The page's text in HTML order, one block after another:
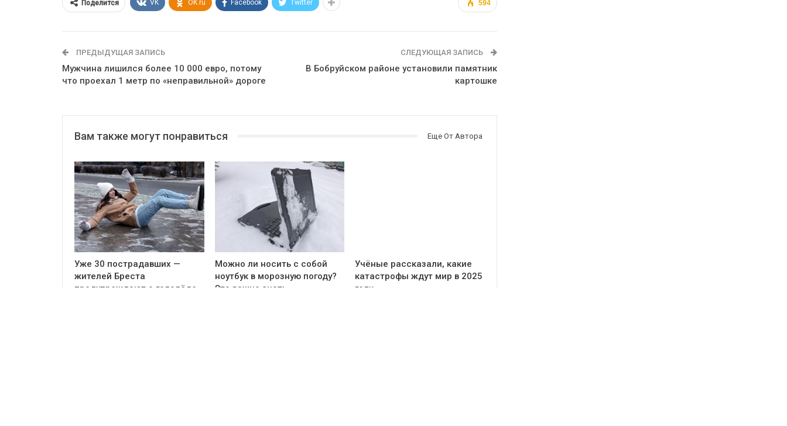
594
Поделится VK OK.ru Facebook Twitter
ПРЕДЫДУЩАЯ ЗАПИСЬ
Мужчина лишился более 10 000 евро, потому
что проехал 1 метр по «неправильной» дороге
СЛЕДУЮЩАЯ ЗАПИСЬ
В Бобруйском районе установили памятник
картошке
Вам также могут понравиться Еще От Автора
Уже 30 пострадавших —
жителей Бреста
предупреждают о гололёде
Можно ли носить с собой
ноутбук в морозную погоду?
Это важно знать
Учёные рассказали, какие
катастрофы ждут мир в 2025
году